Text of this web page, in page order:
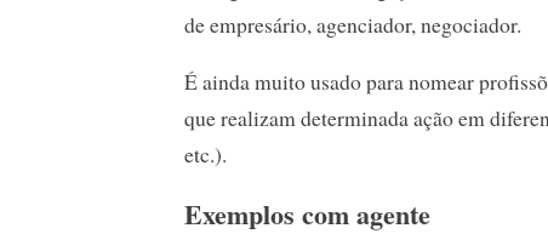
de empresário, agenciador, negociador.
É ainda muito usado para nomear
que realizam determinada ação em
etc.).
Exemplos com agente